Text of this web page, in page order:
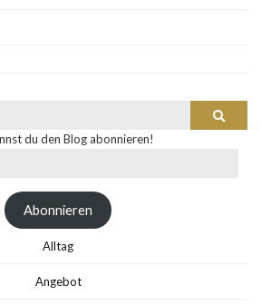
Suchen
du den Blog abonnieren!
Abonnieren
Alltag
Angebot